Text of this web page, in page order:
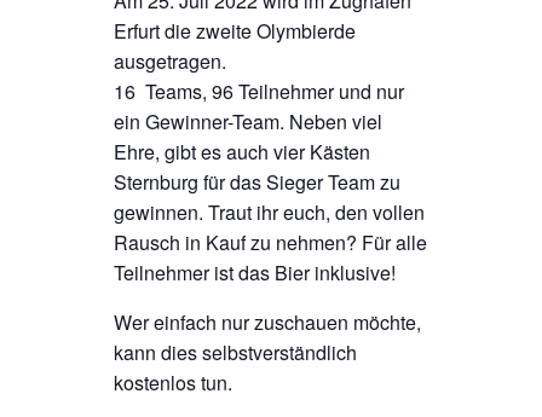
Erfurt die zweite Olymbierde
ausgetragen.
16 Teams, 96 Teilnehmer und nur
ein Gewinner-Team. Neben viel
Ehre, gibt es auch vier Kästen
Sternburg für das Sieger Team zu
gewinnen. Traut ihr euch, den vollen
Rausch in Kauf zu nehmen? Für alle
Teilnehmer ist das Bier inklusive!
Wer einfach nur zuschauen möchte,
kann dies selbstverständlich
kostenlos tun.